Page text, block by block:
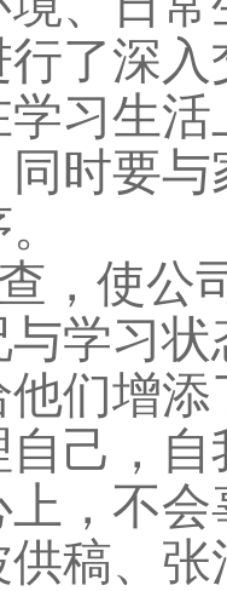
了深
习生
时要
，使公
学习
们增
己，
，不
稿、